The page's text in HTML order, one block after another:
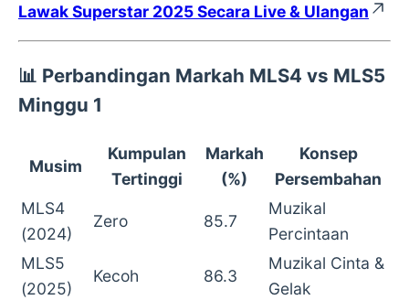
Lawak Superstar 2025 Secara Live & Ulangan
📊 Perbandingan Markah MLS4 vs MLS5
Minggu 1
Musim
Kumpulan
Tertinggi
Markah
(%)
Konsep
Persembahan
MLS4
(2024)
Zero 85.7
Muzikal
Percintaan
MLS5
(2025)
Kecoh 86.3
Muzikal Cinta &
Gelak